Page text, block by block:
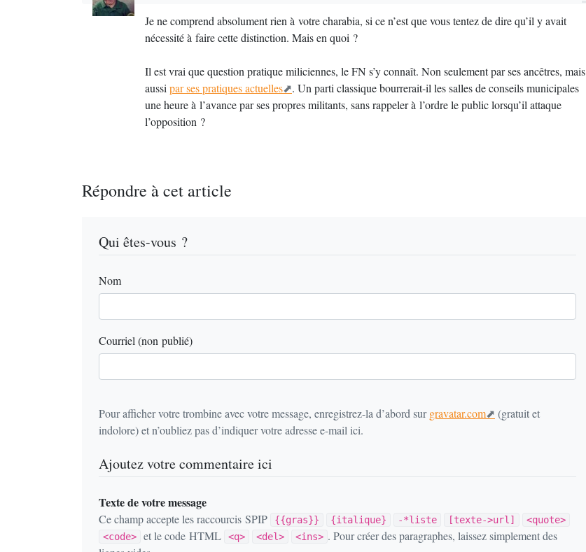
Je ne comprend absolument rien à votre charabia, si ce n’est que vous tentez de dire qu’il y avait
nécessité à faire cette distinction. Mais en quoi ?
Il est vrai que question pratique miliciennes, le FN s’y connaît. Non seulement par ses ancêtres, mais
aussi par ses pratiques actuelles
. Un parti classique bourrerait-il les salles de conseils municipales
une heure à l’avance par ses propres militants, sans rappeler à l’ordre le public lorsqu’il attaque
l’opposition ?
Répondre à cet article
Qui êtes-vous ?
Nom
Courriel (non publié)
Pour afficher votre trombine avec votre message, enregistrez-la d’abord surgravatar.com
(gratuit et
indolore) et n’oubliez pas d’indiquer votre adresse e-mail ici.
Ajoutez votre commentaire ici
Texte de votre message
Ce champ accepte les raccourcis SPIP {{gras}} {italique} -*liste [texte->url]
<quote>
<code>
et le code HTML <q> <del> <ins> . Pour créer des paragraphes, laissez simplement des